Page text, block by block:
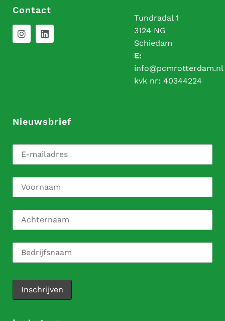
Contact
Tundradal 1
3124 NG
Schiedam
E:
info@pcmrotterdam.nl
kvk nr: 40344224
Nieuwsbrief